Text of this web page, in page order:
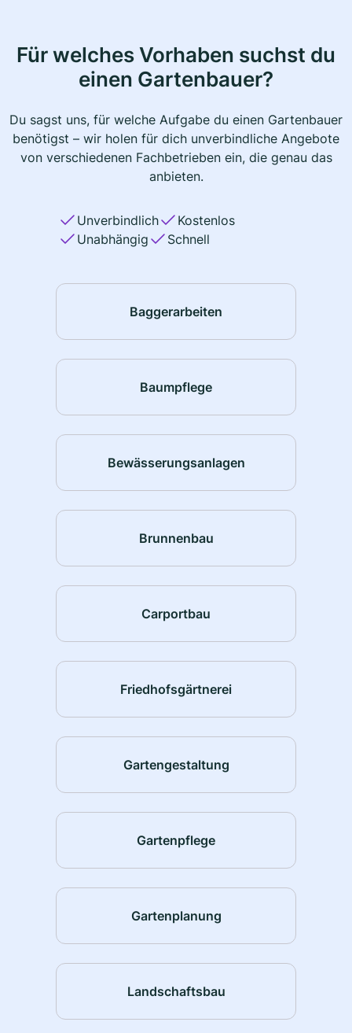
Für welches Vorhaben suchst du
einen Gartenbauer?
Du sagst uns, für welche Aufgabe du einen Gartenbauer
benötigst – wir holen für dich unverbindliche Angebote
von verschiedenen Fachbetrieben ein, die genau das
anbieten.
Unverbindlich
Kostenlos
Unabhängig
Schnell
Baggerarbeiten
Baumpflege
Bewässerungsanlagen
Brunnenbau
Carportbau
Friedhofsgärtnerei
Gartengestaltung
Gartenpflege
Gartenplanung
Landschaftsbau